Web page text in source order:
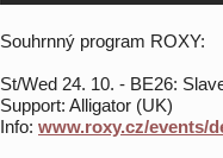
Souhrnný program ROXY:
St/Wed 24. 10. - BE26:
Support: Alligator (UK)
Info: www.roxy.cz/events/